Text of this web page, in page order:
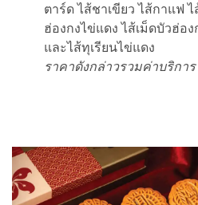
ตาร์ด ไส้ชาเขียว ไส้กาแฟ
ฮ่องกงไข่แดง ไส้เม็ดบัวฮ่อ
และไส้ทุเรียนไข่แดง
ราคาดังกล่าวรวมค่าบริการ